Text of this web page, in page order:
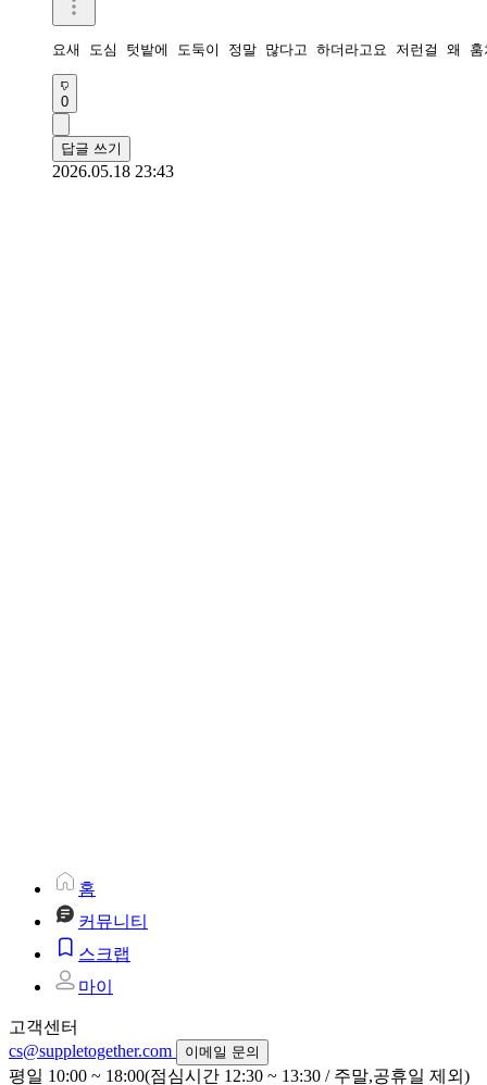
요새 도심 텃밭에 도둑이 정말 많다고 하더라고요 저런걸 왜 훔
0
답글 쓰기
2026.05.18 23:43
홈
커뮤니티
스크랩
마이
고객센터
cs@suppletogether.com
이메일 문의
평일 10:00 ~ 18:00(점심시간 12:30 ~ 13:30 / 주말,공휴일 제외)